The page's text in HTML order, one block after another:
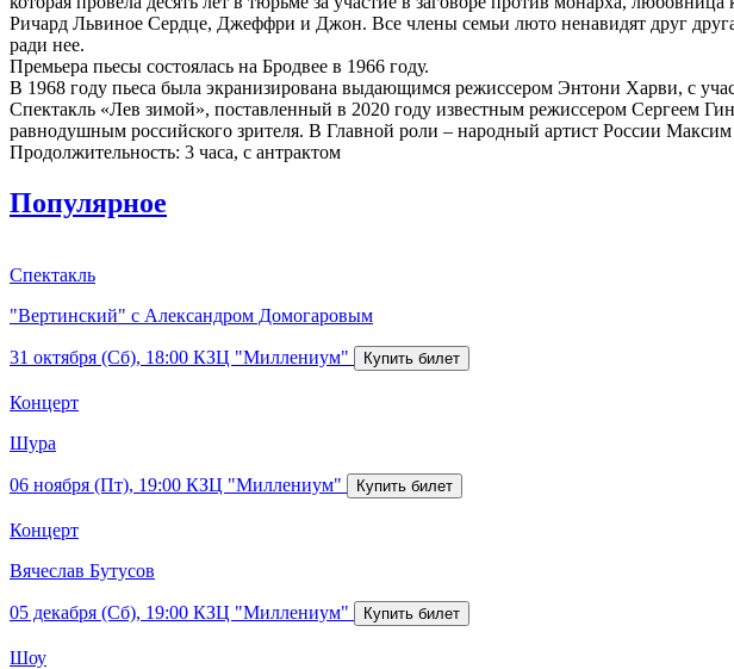
Ричард Львиное Сердце, Джеффри и Джон. Все члены семьи люто ненавидят друг
ради нее.
Премьера пьесы состоялась на Бродвее в 1966 году.
В 1968 году пьеса была экранизирована выдающимся режиссером Энтони Харви, с
Спектакль «Лев зимой», поставленный в 2020 году известным режиссером Сергеем
равнодушным российского зрителя. В Главной роли – народный артист России
Продолжительность: 3 часа, с антрактом
Популярное
Спектакль
"Вертинский" с Александром Домогаровым
31 октября (Сб), 18:00 КЗЦ "Миллениум"
Концерт
Шура
06 ноября (Пт), 19:00 КЗЦ "Миллениум"
Концерт
Вячеслав Бутусов
05 декабря (Сб), 19:00 КЗЦ "Миллениум"
Шоу